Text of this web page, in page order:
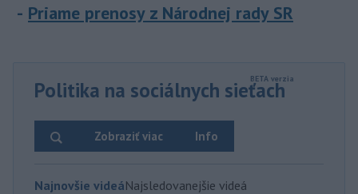
Priame prenosy z Národnej rady SR
Politika na sociálnych sieťach
Info
Zobraziť viac
Najnovšie videáNajsledovanejšie videá